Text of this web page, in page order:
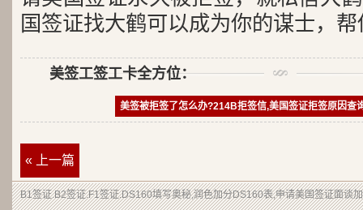
国签证找大鹤可以成为你的谋士，
美签工签工卡全方位：
美签被拒签了怎么办?214B拒签信,美国签证拒签原因查
« 上一篇
B1签证.B2签证.F1签证.DS160填写奥秘,润色加分DS160表,申请美国签证面谈